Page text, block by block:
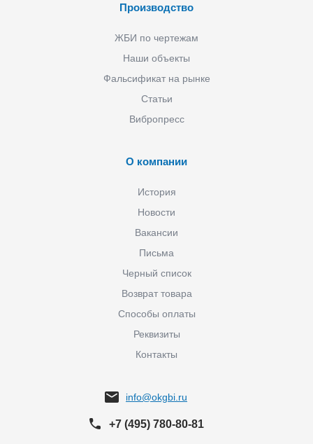
Производство
ЖБИ по чертежам
Наши объекты
Фальсификат на рынке
Статьи
Вибропресс
О компании
История
Новости
Вакансии
Письма
Черный список
Возврат товара
Способы оплаты
Реквизиты
Контакты
info@okgbi.ru
+7 (495) 780-80-81